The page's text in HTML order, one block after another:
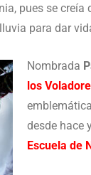
pues se
para dar
Nombrada
los
desde hace
Escuela de